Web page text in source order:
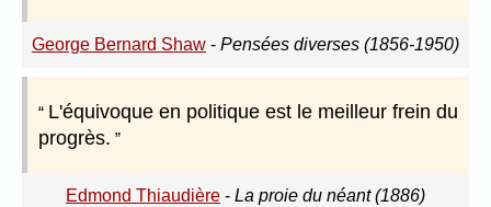
George Bernard Shaw - Pensées diverses (1856-1950)
L'équivoque en politique est le meilleur frein du
progrès.
Edmond Thiaudière - La proie du néant (1886)